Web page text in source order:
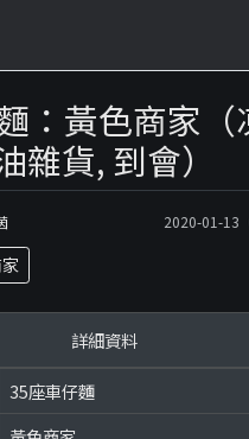
：黃色商家（
雜貨, 到會）
2020-01-13
詳細資料
35座車仔麵